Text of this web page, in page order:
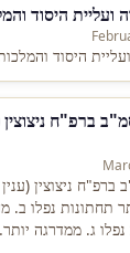
ברפ"ח
ברפ"ח ניצוצין
תחתונות נפלו ב.
ג. ממדרגה